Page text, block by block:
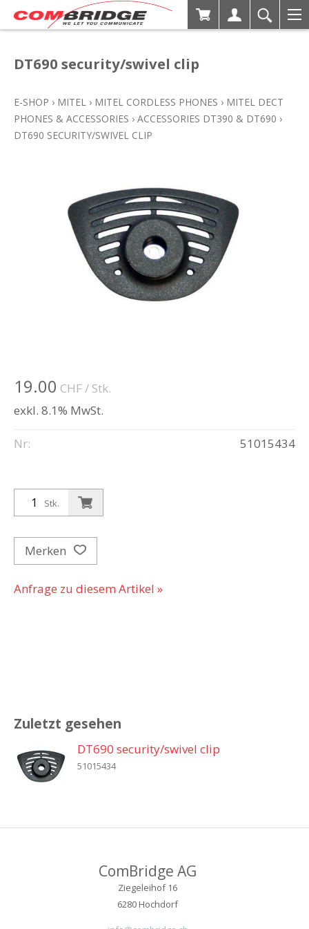
DT690 security/swivel clip
E-SHOP › MITEL › MITEL CORDLESS PHONES › MITEL DECT
PHONES & ACCESSORIES › ACCESSORIES DT390 & DT690 ›
DT690 SECURITY/SWIVEL CLIP
19.00 CHF/ Stk.
exkl. 8.1% MwSt.
Nr: 51015434
Stk.
Merken
Anfrage zu diesem Artikel »
Zuletzt gesehen
DT690 security/swivel clip
51015434
ComBridge AG
Ziegeleihof 16
6280 Hochdorf